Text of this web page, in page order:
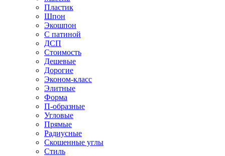
Пластик
Шпон
Экошпон
С патиной
ДСП
Стоимость
Дешевые
Дорогие
Эконом-класс
Элитные
Форма
П-образные
Угловые
Прямые
Радиусные
Скошенные углы
Стиль